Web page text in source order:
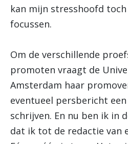
kan mijn stresshoofd
focussen.
Om de verschillende
promoten vraagt de
Amsterdam haar
eventueel persbericht
schrijven. En nu ben ik in
dat ik tot de redactie van